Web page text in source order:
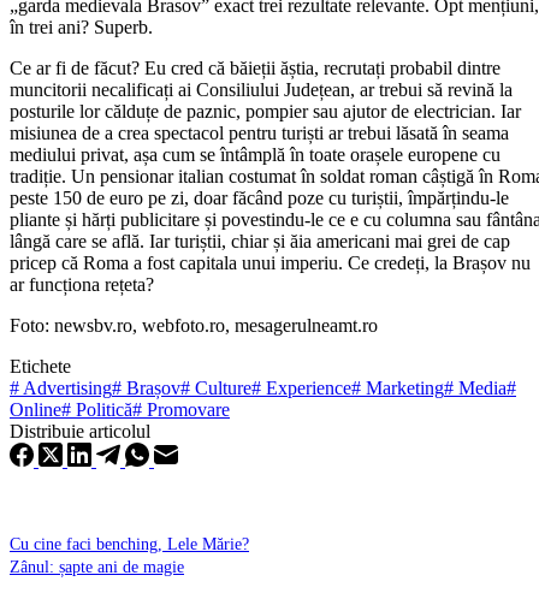
„garda medievala Brasov” exact trei rezultate relevante. Opt mențiuni,
în trei ani? Superb.
Ce ar fi de făcut? Eu cred că băieții ăștia, recrutați probabil dintre
muncitorii necalificați ai Consiliului Județean, ar trebui să revină la
posturile lor călduțe de paznic, pompier sau ajutor de electrician. Iar
misiunea de a crea spectacol pentru turiști ar trebui lăsată în seama
mediului privat, așa cum se întâmplă în toate orașele europene cu
tradiție. Un pensionar italian costumat în soldat roman câștigă în
peste 150 de euro pe zi, doar făcând poze cu turiștii, împărțindu-le
pliante și hărți publicitare și povestindu-le ce e cu columna sau
lângă care se află. Iar turiștii, chiar și ăia americani mai grei de cap
pricep că Roma a fost capitala unui imperiu. Ce credeți, la Brașov nu
ar funcționa rețeta?
Foto: newsbv.ro, webfoto.ro, mesagerulneamt.ro
Etichete
# Advertising# Brașov# Culture# Experience# Marketing# Media#
Online# Politică# Promovare
Distribuie articolul
Cu cine faci benching, Lele Mărie?
Zânul: șapte ani de magie